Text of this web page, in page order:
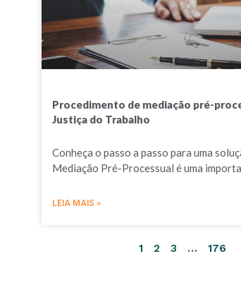
Procedimento de mediação pré-
Justiça do Trabalho
Conheça o passo a passo para uma
Mediação Pré-Processual é uma
LEIA MAIS »
1 2 3 … 176